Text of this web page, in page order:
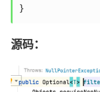
}
源码：